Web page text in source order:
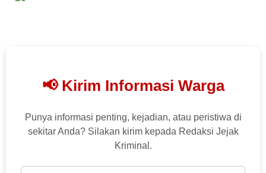
📢 Kirim Informasi Warga
Punya informasi penting, kejadian, atau peristiwa di
sekitar Anda? Silakan kirim kepada Redaksi Jejak
Kriminal.